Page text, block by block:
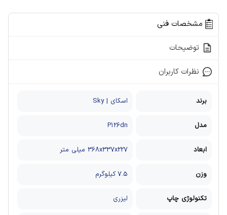
مشخصات فنی
توضیحات
نظرات کاربران
برند اسکای | Sky
مدل P126dn
ابعاد 368x337x227 میلی متر
وزن 7.5 کیلوگرم
تکنولوژی چاپ لیزری